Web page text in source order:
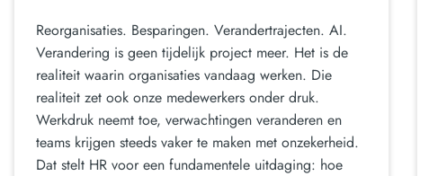
Reorganisaties. Besparingen. Verandertrajecten. AI.
Verandering is geen tijdelijk project meer. Het is de
realiteit waarin organisaties vandaag werken. Die
realiteit zet ook onze medewerkers onder druk.
Werkdruk neemt toe, verwachtingen veranderen en
teams krijgen steeds vaker te maken met onzekerheid.
Dat stelt HR voor een fundamentele uitdaging: hoe